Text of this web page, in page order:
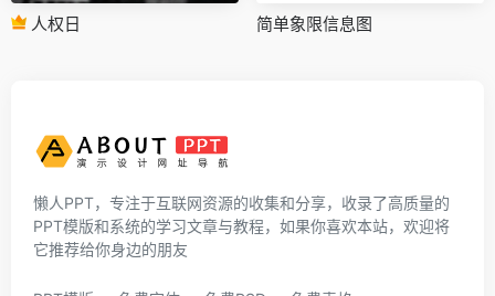
人权日 简单象限信息图
懒人PPT，专注于互联网资源的收集和分享，收录了高质量的
PPT模版和系统的学习文章与教程，如果你喜欢本站，欢迎将
它推荐给你身边的朋友